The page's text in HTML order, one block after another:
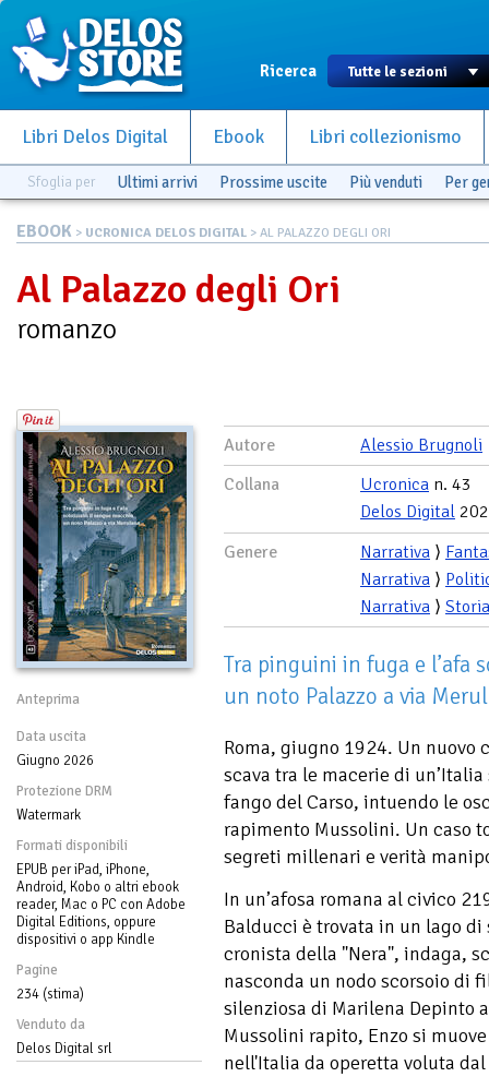
Ricerca
Libri Delos Digital Ebook Libri collezionismo
Sfoglia per Ultimi arrivi Prossime uscite Più venduti Per
EBOOK > UCRONICA DELOS DIGITAL > AL PALAZZO DEGLI ORI
Al Palazzo degli Ori
romanzo
Anteprima
Data uscita
Giugno 2026
Protezione DRM
Watermark
Formati disponibili
EPUB per iPad, iPhone,
Android, Kobo o altri ebook
reader, Mac o PC con Adobe
Digital Editions, oppure
dispositivi o app Kindle
Pagine
234 (stima)
Venduto da
Delos Digital srl
Autore
Alessio Brugnoli
Collana
Ucronica n. 43
Delos Digital
Genere
Narrativa ⟩
Narrativa ⟩
Narrativa ⟩
Tra pinguini in fuga e l’afa
un noto Palazzo a via
Roma, giugno 1924. Un nuovo
scava tra le macerie di
fango del Carso, intuendo le
rapimento Mussolini. Un caso
segreti millenari e verità
In un’afosa romana al civico
Balducci è trovata in un lago di
cronista della "Nera", indaga,
nasconda un nodo scorsoio
silenziosa di Marilena Depinto
Mussolini rapito, Enzo si
nell'Italia da operetta voluta